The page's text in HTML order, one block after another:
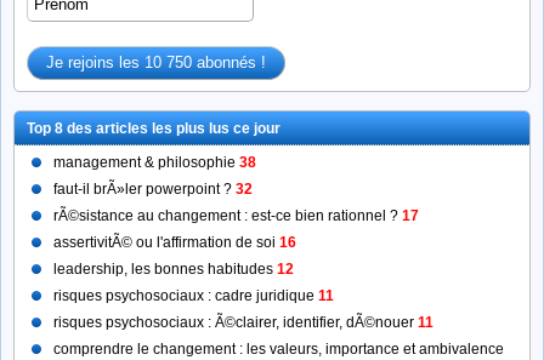
Top 8 des articles les plus lus ce jour
management & philosophie 38
faut-il brÃ»ler powerpoint ? 32
rÃ©sistance au changement : est-ce bien rationnel ? 17
assertivitÃ© ou l'affirmation de soi 16
leadership, les bonnes habitudes 12
risques psychosociaux : cadre juridique 11
risques psychosociaux : Ã©clairer, identifier, dÃ©nouer 11
comprendre le changement : les valeurs, importance et ambivalence